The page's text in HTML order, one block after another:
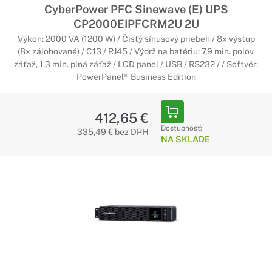
CyberPower PFC Sinewave (E) UPS
CP2000EIPFCRM2U 2U
Výkon: 2000 VA (1200 W) / Čistý sínusový priebeh / 8x výstup
(8x zálohované) / C13 / RJ45 / Výdrž na batériu: 7,9 min. polov.
záťaž, 1,3 min. plná záťaž / LCD panel / USB / RS232 / / Softvér:
PowerPanel® Business Edition
412,65 €
335,49 € bez DPH Dostupnosť:
NA SKLADE